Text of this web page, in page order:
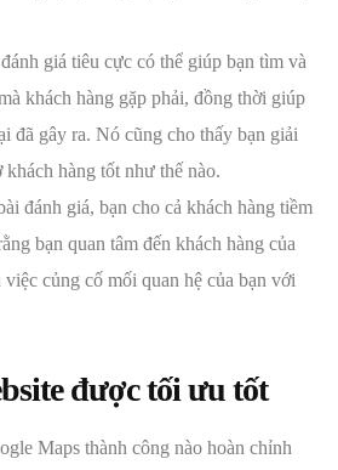
giá tiêu cực có thể giúp bạn tìm và
khách hàng gặp phải, đồng thời giúp
đã gây ra. Nó cũng cho thấy bạn giải
hàng tốt như thế nào.
đánh giá, bạn cho cả khách hàng tiềm
bạn quan tâm đến khách hàng của
củng cố mối quan hệ của bạn với
được tối ưu tốt
Maps thành công nào hoàn chỉnh